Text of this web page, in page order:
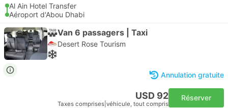
Al Ain Hotel Transfer
Aéroport d'Abou Dhabi
Van 6 passagers | Taxi
Desert Rose Tourism
Annulation gratuite
USD 92
Taxes comprises véhicule, tout compris
Réserver